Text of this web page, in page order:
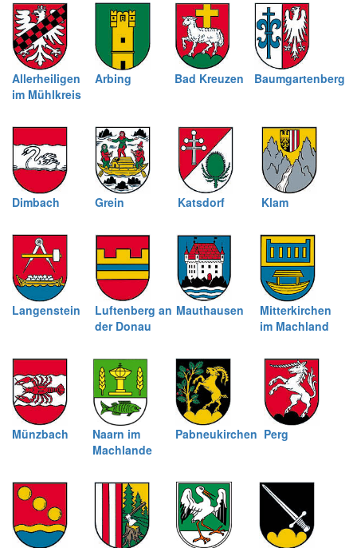
Allerheiligen
im Mühlkreis
Arbing Bad Kreuzen Baumgartenberg
Dimbach Grein Katsdorf Klam
Langenstein
Luftenberg an
der Donau
Mauthausen
Mitterkirchen
im Machland
Münzbach
Naarn im
Machlande
Pabneukirchen Perg